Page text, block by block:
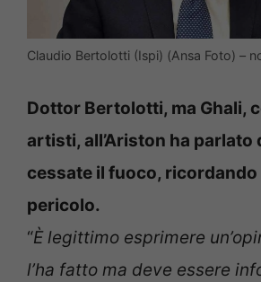
Claudio Bertolotti (Ispi) (Ansa Foto) –
Dottor Bertolotti, ma Ghali,
artisti, all’Ariston ha parlato
cessate il fuoco, ricordando
pericolo.
“È legittimo esprimere
l’ha fatto ma deve essere